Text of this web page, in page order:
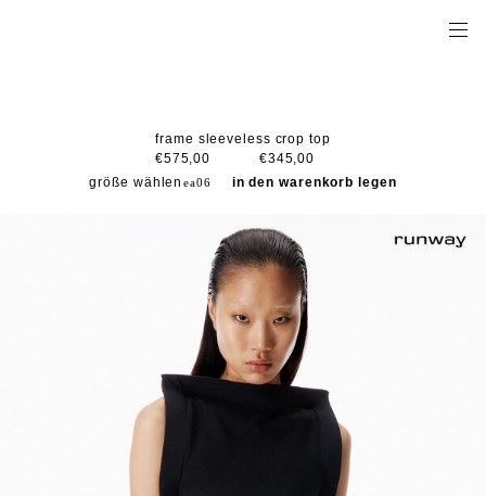
frame sleeveless crop top
€575,00
€345,00
größe wählen
in den warenkorb legen